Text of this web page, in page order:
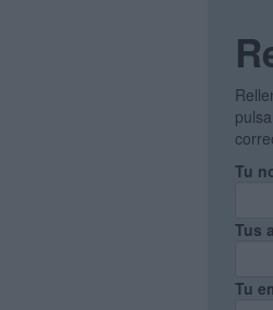
Tu
Tus
Tu